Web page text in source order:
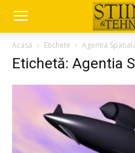
Acasă Etichete Agentia
Etichetă: Agentia